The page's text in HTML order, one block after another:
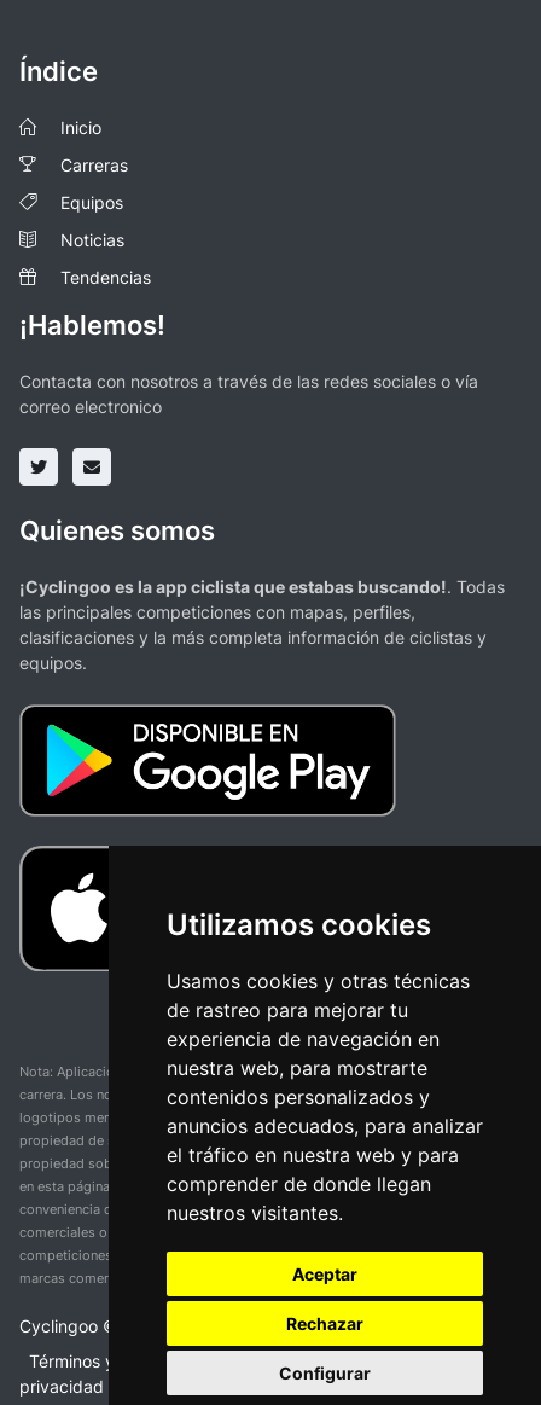
Utilizamos cookies
Usamos cookies y otras técnicas
de rastreo para mejorar tu
experiencia de navegación en
nuestra web, para mostrarte
contenidos personalizados y
anuncios adecuados, para analizar
el tráfico en nuestra web y para
comprender de donde llegan
nuestros visitantes.
Aceptar
Rechazar
Configurar
Índice
Inicio
Carreras
Equipos
Noticias
Tendencias
¡Hablemos!
Contacta con nosotros a través de las redes sociales o vía
correo electronico
Quienes somos
¡Cyclingoo es la app ciclista que estabas buscando!. Todas
las principales competiciones con mapas, perfiles,
clasificaciones y la más completa información de ciclistas y
equipos.
Nota: Aplicación y web no oficial y no relacionada con ninguna organización o
carrera. Los nombres de equipos, competiciones, marcas comerciales y
logotipos mencionados en esta página de resultados de ciclismo son
propiedad de sus respectivos dueños. No tenemos afiliación, patrocinio ni
propiedad sobre estas marcas comerciales. Toda la información proporcionada
en esta página se presenta únicamente con fines informativos y para la
conveniencia de nuestros usuarios. Cualquier uso de nombres, marcas
comerciales o logotipos tiene el único propósito de identificar equipos y
competiciones y no implica asociación o respaldo. Todos los derechos de las
marcas comerciales mencionadas aquí pertenecen a sus propietarios legítimos.
Cyclingoo ©
Términos y condiciones del servicio
privacidad
Política de cookies • Cambiar opciones de